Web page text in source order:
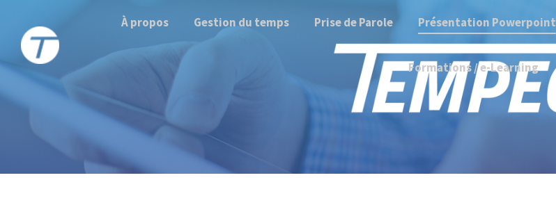
À propos Gestion du temps Prise de Parole Présentation Powerpoint
Formations / e-Learning